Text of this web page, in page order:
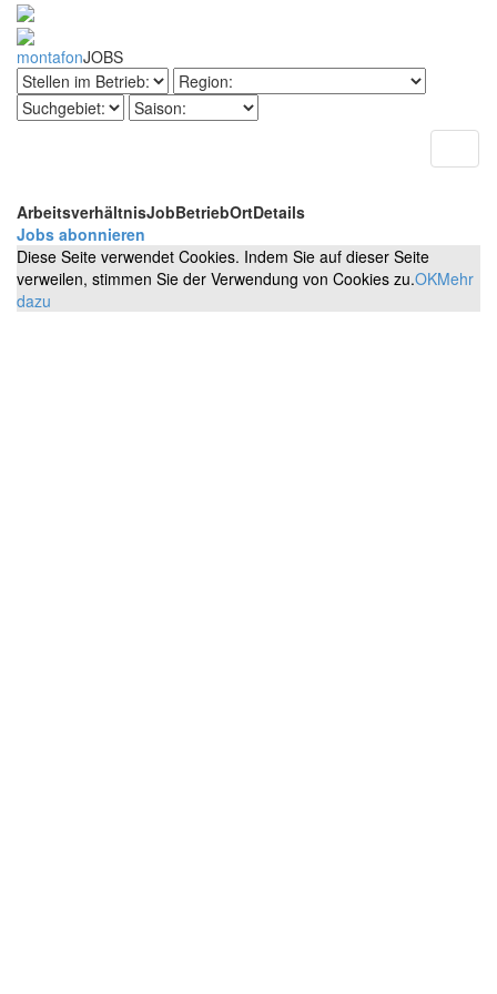
montafonJOBS
ArbeitsverhältnisJobBetriebOrtDetails
Jobs abonnieren
Diese Seite verwendet Cookies. Indem Sie auf dieser Seite
verweilen, stimmen Sie der Verwendung von Cookies zu.OKMehr
dazu